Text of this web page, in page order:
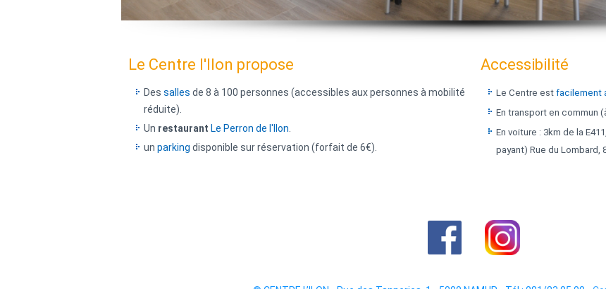
Le Centre l'Ilon propose
Des salles de 8 à 100 personnes (accessibles aux personnes à mobilité
réduite).
Un restaurant Le Perron de l'Ilon
un parking disponible sur réservation (forfait de 6€).
Accessibilité
Le Centre est facilement
En transport en commun
En voiture : 3km de la
payant) Rue du Lombard,